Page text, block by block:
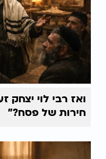
ואז רבי לוי
חירות של פסח?"